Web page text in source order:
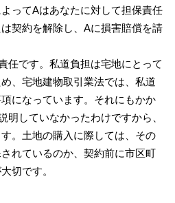
ってAはあなたに対して担保責任
契約を解除し、Aに損害賠償を請
任です。私道負担は宅地にとって
、宅地建物取引業法では、私道
になっています。それにもかか
明していなかったわけですから、
。土地の購入に際しては、その
れているのか、契約前に市区町
切です。